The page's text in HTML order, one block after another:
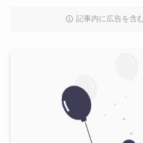
記事内に広告を含